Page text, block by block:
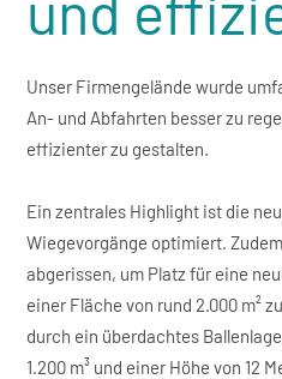
Unser Firmengelände wurde
An- und Abfahrten besser zu
effizienter zu gestalten.
Ein zentrales Highlight ist die
Wiegevorgänge optimiert.
abgerissen, um Platz für eine
einer Fläche von rund 2.000 m²
durch ein überdachtes
1.200 m³ und einer Höhe von 12